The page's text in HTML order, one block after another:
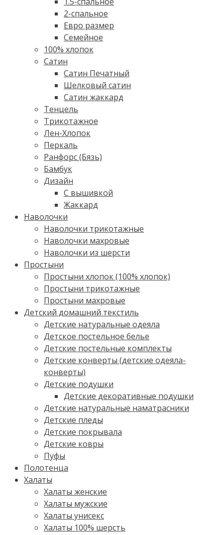
2-спальное
Евро размер
Семейное
100% хлопок
Cатин
Сатин Печатный
Шелковый сатин
Сатин жаккард
Тенцель
Трикотажное
Лен-Хлопок
Перкаль
Ранфорс (Бязь)
Бамбук
Дизайн
С вышивкой
Жаккард
Наволочки
Наволочки трикотажные
Наволочки махровые
Наволочки из шерсти
Простыни
Простыни хлопок (100% хлопок)
Простыни трикотажные
Простыни махровые
Детский домашний текстиль
Детские натуральные одеяла
Детское постельное белье
Детские постельные комплекты
Детские конверты (детские одеяла-
конверты)
Детские подушки
Детские декоративные подушки
Детские натуральные наматрасники
Детские пледы
Детские покрывала
Детские ковры
Пуфы
Полотенца
Халаты
Халаты женские
Халаты мужские
Халаты унисекс
Халаты 100% шерсть